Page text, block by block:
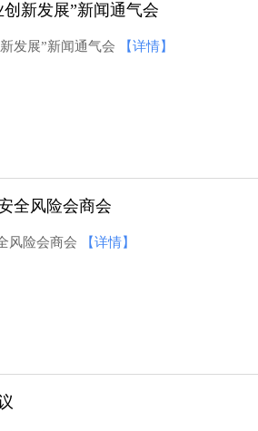
新发展”新闻通气会
发展”新闻通气会 【详情】
全风险会商会
风险会商会 【详情】